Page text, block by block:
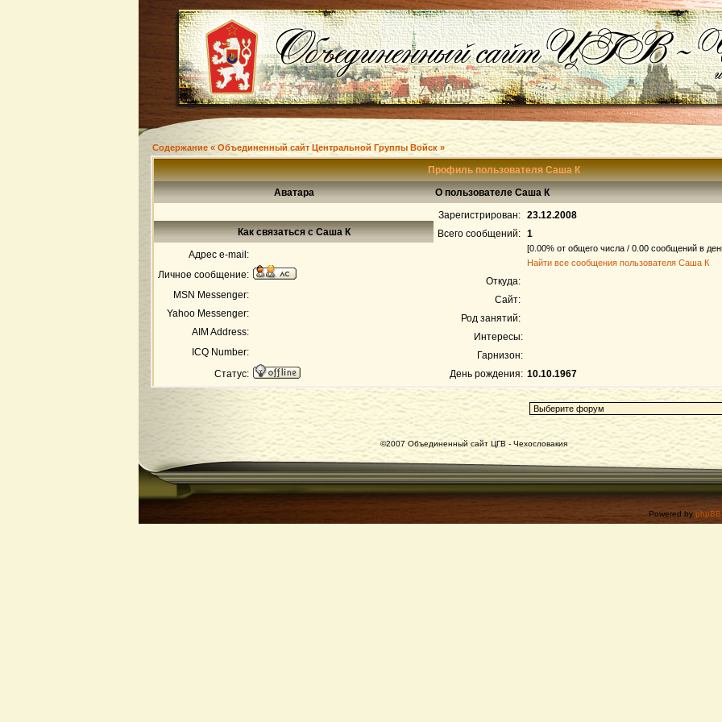
Содержание « Объединенный сайт Центральной Группы Войск »
Профиль пользователя Саша К
Аватара
О пользователе Саша К
Зарегистрирован: 23.12.2008
Всего сообщений: 1
[0.00% от общего числа / 0.00 сообщений в
Найти все сообщения пользователя Саша К
Откуда:
Сайт:
Род занятий:
Интересы:
Гарнизон:
День рождения: 10.10.1967
Как связаться с Саша К
Адрес e-mail:
Личное сообщение:
MSN Messenger:
Yahoo Messenger:
AIM Address:
ICQ Number:
Статус:
©2007 Объединенный сайт ЦГВ - Чехословакия
Powered by phpBB